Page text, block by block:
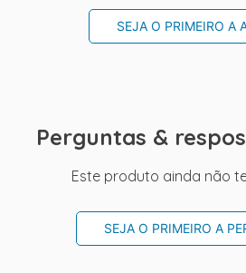
SEJA O PRIMEIRO A
Perguntas &
Este produto ainda não
SEJA O PRIMEIRO A